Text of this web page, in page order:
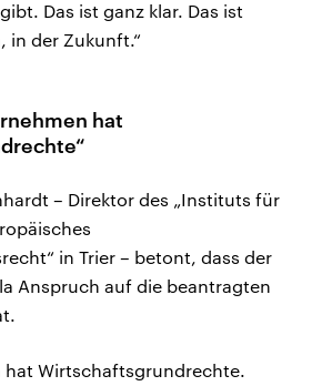
Das ist ganz klar. Das ist
in der Zukunft.“
hat
– Direktor des „Instituts für
in Trier – betont, dass der
Anspruch auf die beantragten
hat Wirtschaftsgrundrechte.